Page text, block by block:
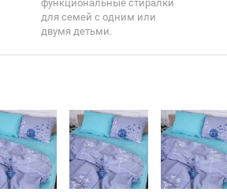
функциональные стиралки
для семей с одним или
двумя детьми.